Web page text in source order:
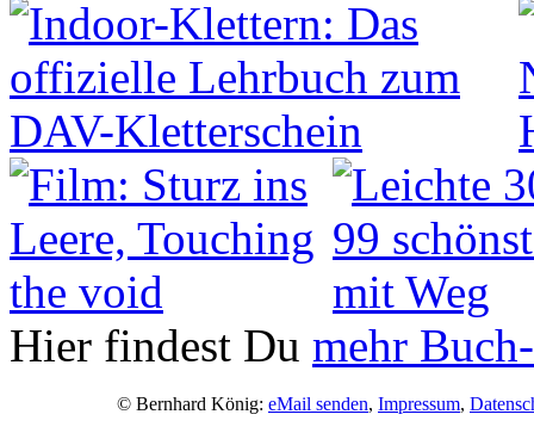
Hier findest Du mehr
© Bernhard König: eMail senden, Impressum,